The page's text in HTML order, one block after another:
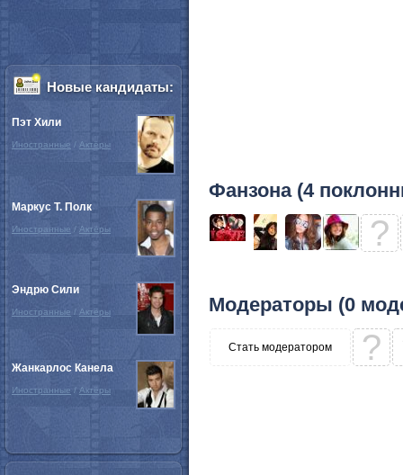
Фанзона (4
?
Модераторы (0
Стать модератором ?
Новые кандидаты:
Пэт Хили
Иностранные / Актёры
Маркус Т. Полк
Иностранные / Актёры
Эндрю Сили
Иностранные / Актёры
Жанкарлос Канела
Иностранные / Актёры